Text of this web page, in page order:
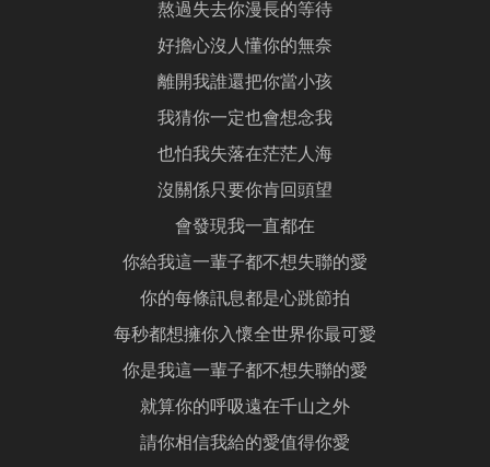
熬過失去你漫長的等待
好擔心沒人懂你的無奈
離開我誰還把你當小孩
我猜你一定也會想念我
也怕我失落在茫茫人海
沒關係只要你肯回頭望
會發現我一直都在
你給我這一輩子都不想失聯的愛
你的每條訊息都是心跳節拍
每秒都想擁你入懷全世界你最可愛
你是我這一輩子都不想失聯的愛
就算你的呼吸遠在千山之外
請你相信我給的愛值得你愛